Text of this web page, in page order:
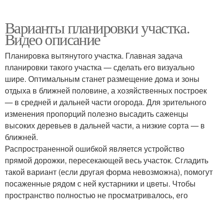
Варианты планировки участка.
Видео описание
Планировка вытянутого участка. Главная задача
планировки такого участка — сделать его визуально
шире. Оптимальным станет размещение дома и зоны
отдыха в ближней половине, а хозяйственных построек
— в средней и дальней части огорода. Для зрительного
изменения пропорций полезно высадить саженцы
высоких деревьев в дальней части, а низкие сорта — в
ближней.
Распространенной ошибкой является устройство
прямой дорожки, пересекающей весь участок. Сгладить
такой вариант (если другая форма невозможна), помогут
посаженные рядом с ней кустарники и цветы. Чтобы
пространство полностью не просматривалось, его